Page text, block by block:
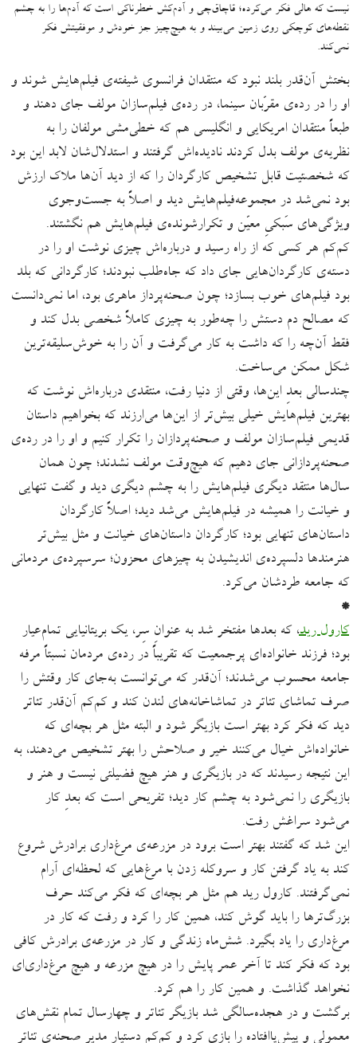
نیست که هالی فکر می‌کرده؛ قاچاق‌چی و آدم‌کش خطرناکی است که آدم‌ها را به چشم
نقطه‌های کوچکی روی زمین می‌بیند و به هیچ‌چیز جز خودش و موفقیتش فکر
نمی‌کند.
بختش آن‌قدر بلند نبود که منتقدان فرانسوی‌ شیفته‌ی فیلم‌هایش شوند و
او را در رده‌ی مقرّبان سینما، در رده‌ی فیلم‌سازان مولف جای دهند و
طبعاً منتقدان امریکایی و انگلیسی هم که خطی‌مشی مولفان را به
نظریه‌ی مولف بدل کردند نادیده‌اش گرفتند و استدلال‌شان لابد این بود
که شخصتیت قابل تشخیص کارگردان را که از دید آن‌ها ملاک ارزش
بود نمی‌شد در مجموعه‌فیلم‌هایش دید و اصلاً به جست‌وجوی
ویژگی‌های سَبکیِ معیّن و تکرارشونده‌ی فیلم‌هایش هم نگشتند.
کم‌کم هر کسی که از راه رسید و درباره‌اش چیزی نوشت او را در
دسته‌ی کارگردان‌هایی جای داد که جاه‌طلب نبودند؛ کارگردانی که بلد
بود فیلم‌های خوب بسازد؛ چون صحنه‌پرداز ماهری بود، اما نمی‌دانست
که مصالح دم دستش را چه‌طور به چیزی کاملاً شخصی بدل کند و
فقط آن‌چه را که داشت به کار می‌‌گرفت و آن را به خوش‌سلیقه‌ترین
شکل ممکن می‌ساخت.
چندسالی بعدِ این‌ها، وقتی از دنیا رفت، منتقدی درباره‌اش نوشت که
بهترین فیلم‌هایش خیلی بیش‌تر از این‌ها می‌ارزند که بخواهیم داستان
قدیمی فیلم‌سازان مولف و صحنه‌پردازان را تکرار کنیم و او را در رده‌ی
صحنه‌پردازانی جای دهیم که هیچ‌وقت مولف نشدند؛ چون همان
سال‌ها منتقد دیگری فیلم‌هایش را به چشم دیگری دید و گفت تنهایی
و خیانت را همیشه در فیلم‌هایش می‌شد دید؛ اصلاً کارگردان
داستان‌های تنهایی بود؛ کارگردان داستان‌های خیانت و مثل بیش‌تر
هنرمندها دلسپرده‌ی اندیشیدن به چیزهای محزون؛ سرسپرده‌ی مردمانی
که جامعه طردشان می‌‌کرد.
*
کارول رید، که بعدها مفتخر شد به عنوانِ سِر، یک بریتانیایی تمام‌عیار
بود؛ فرزند خانواده‌ای پرجمعیت که تقریباً در رده‌ی مردمان نسبتاً مرفه
جامعه محسوب می‌شدند؛ آن‌قدر که می‌توانست به‌جای کار وقتش را
صرف تماشای تئاتر در تماشاخانه‌های لندن کند و کم‌کم آن‌قدر تئاتر
دید که فکر کرد بهتر است بازیگر شود و البته مثل هر بچه‌ای که
خانواده‌اش خیال می‌کنند خیر و صلاحش را بهتر تشخیص می‌دهند، به
این نتیجه رسیدند که در بازیگری و هنر هیچ فضیلتی نیست و هنر و
بازیگری را نمی‌شود به چشم کار دید؛ تفریحی است که بعدِ کار
می‌شود سراغش رفت.
این شد که گفتند بهتر است برود در مزرعه‌ی مرغ‌داری برادرش شروع
کند به یاد گرفتن کار و سروکله زدن با مرغ‌هایی که لحظه‌ای آرام
نمی‌گرفتند. کارول رید هم مثل هر بچه‌ای که فکر می‌کند حرف‌
بزرگ‌ترها را باید گوش کند، همین کار را کرد و رفت که کار در
مرغ‌داری را یاد بگیرد. شش‌ماه زندگی و کار در مزرعه‌ی برادرش کافی
بود که فکر کند تا آخر عمر پایش را در هیچ مزرعه و هیچ مرغ‌داری‌ای
نخواهد گذاشت. و همین کار را هم کرد.
برگشت و در هجده‌سالگی شد بازیگر تئاتر و چهارسال تمام نقش‌های
معمولی و پیش‌پاافتاده را بازی کرد و کم‌کم دستیار مدیر صحنه‌ی تئاتر